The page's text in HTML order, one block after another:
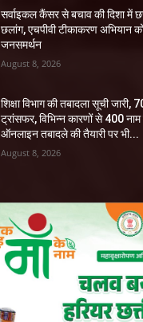
सर्वाइकल कैंसर से बचाव की दिशा में
छलांग, एचपीवी टीकाकरण अभियान
जनसमर्थन
August 8, 2026
शिक्षा विभाग की तबादला सूची जारी,
ट्रांसफर, विभिन्न कारणों से 400
ऑनलाइन तबादले की तैयारी पर भी...
August 8, 2026